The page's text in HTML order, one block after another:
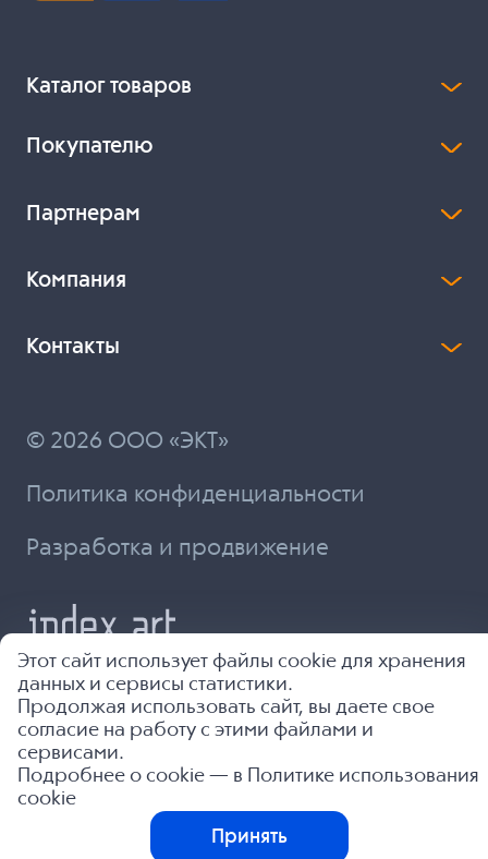
Каталог товаров
Покупателю
Партнерам
Компания
Контакты
© 2026 ООО «ЭКТ»
Политика конфиденциальности
Разработка и продвижение
Этот сайт использует файлы cookie для хранения
данных и сервисы статистики.
Продолжая использовать сайт, вы даете свое
согласие на работу с этими файлами и
сервисами.
Подробнее о cookie — в
Политике использования
cookie
Принять